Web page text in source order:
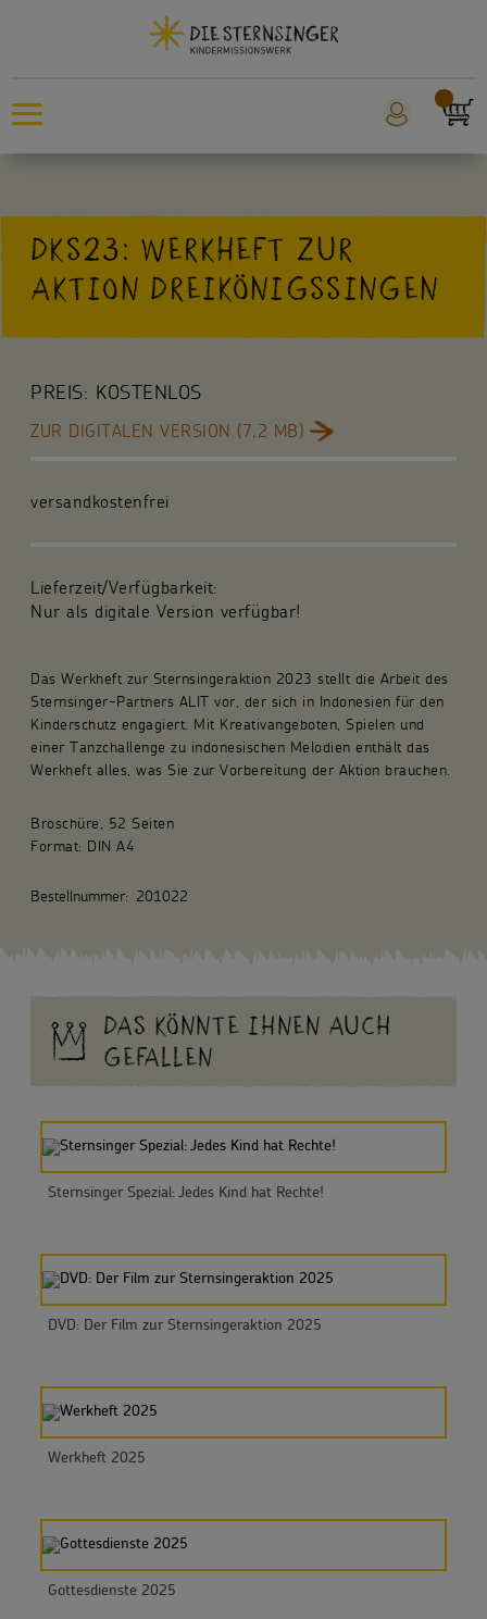
Sankt Martin
Weltmissionstag der Kinder
Fachpublikationen
Spenden und Stiften
Kunsthandwerk und Geschenke
DKS23: WERKHEFT ZUR
AKTION DREIKÖNIGSSINGEN
Das Werkheft zur Sternsingeraktion 2023 stellt die Arbeit des
Sternsinger-Partners ALIT vor, der sich in Indonesien für den
Kinderschutz engagiert. Mit Kreativangeboten, Spielen und
einer Tanzchallenge zu indonesischen Melodien enthält das
Werkheft alles, was Sie zur Vorbereitung der Aktion brauchen.
Broschüre, 52 Seiten
Format: DIN A4
Bestellnummer: 201022
PREIS: KOSTENLOS
ZUR DIGITALEN VERSION (7,2 MB)
versandkostenfrei
Lieferzeit/Verfügbarkeit:
Nur als digitale Version verfügbar!
DAS KÖNNTE IHNEN AUCH
GEFALLEN
Sternsinger Spezial: Jedes Kind hat Rechte!
DVD: Der Film zur Sternsingeraktion 2025
Werkheft 2025
Gottesdienste 2025